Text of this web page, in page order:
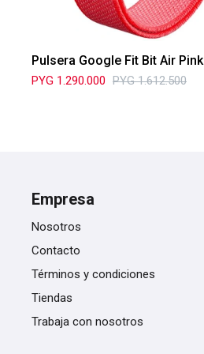
Pulsera Google Fit Bit Air Pink
PYG 1.290.000 PYG 1.612.500
Empresa
Nosotros
Contacto
Términos y condiciones
Tiendas
Trabaja con nosotros